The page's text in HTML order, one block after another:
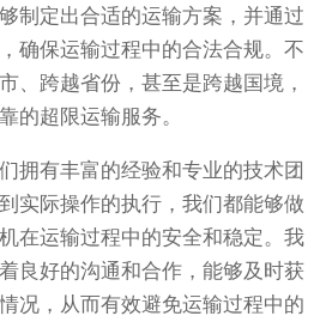
制定出合适的运输方案，并通过
确保运输过程中的合法合规。不
、跨越省份，甚至是跨越国境，
的超限运输服务。
拥有丰富的经验和专业的技术团
实际操作的执行，我们都能够做
在运输过程中的安全和稳定。我
良好的沟通和合作，能够及时获
况，从而有效避免运输过程中的